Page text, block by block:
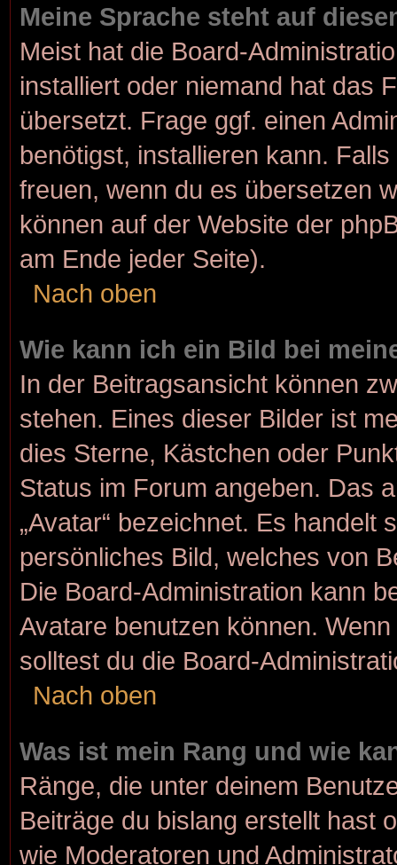
Meine Sprache steht auf
Meist hat die Board-
installiert oder niemand hat das
übersetzt. Frage ggf. einen
benötigst, installieren kann.
freuen, wenn du es übersetzen
können auf der Website der
am Ende jeder Seite).
Nach oben
Wie kann ich ein Bild bei
In der Beitragsansicht können
stehen. Eines dieser Bilder ist
dies Sterne, Kästchen oder
Status im Forum angeben. Das
„Avatar“ bezeichnet. Es handelt
persönliches Bild, welches von
Die Board-Administration kann
Avatare benutzen können.
solltest du die Board-
Nach oben
Was ist mein Rang und wie
Ränge, die unter deinem
Beiträge du bislang erstellt hast
wie Moderatoren und